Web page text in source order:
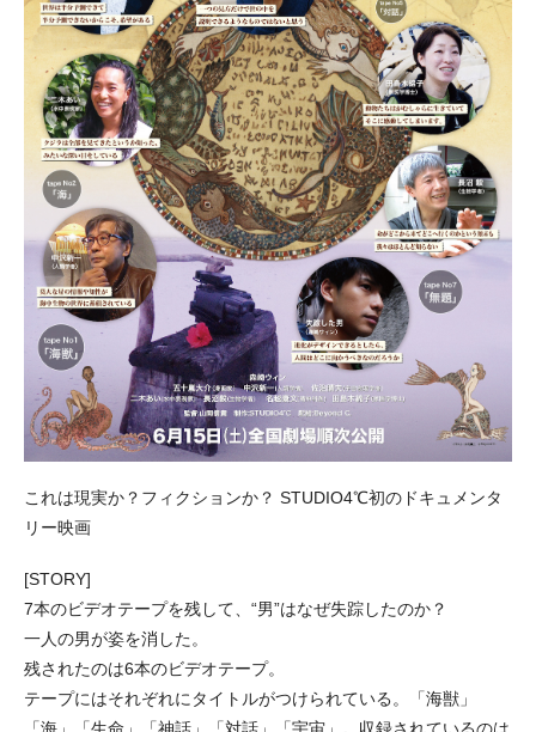
これは現実か？フィクションか？ STUDIO4℃初のドキュメンタ
リー映画
[STORY]
7本のビデオテープを残して、“男”はなぜ失踪したのか？
一人の男が姿を消した。
残されたのは6本のビデオテープ。
テープにはそれぞれにタイトルがつけられている。「海獣」